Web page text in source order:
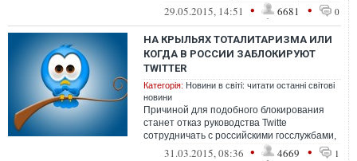
известный как «Рыжий у*бок». Путь ...
29.05.2015, 14:51 • 6681 • 0
НА КРЫЛЬЯХ ТОТАЛИТАРИЗМА ИЛИ
КОГДА В РОССИИ ЗАБЛОКИРУЮТ
TWITTER
Категорія: Новини в світі: читати останні світові
новини
Причиной для подобного блокирования
станет отказ руководства Twitte
сотрудничать с российскими госслужбами,
желающими удалять те или иные аккаунты
31.03.2015, 08:36 • 4669 • 1